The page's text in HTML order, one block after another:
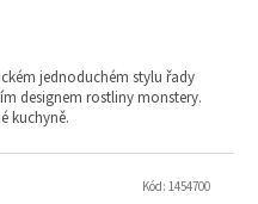
jednoduchém stylu řady
designem rostliny monstery.
kuchyně.
Kód: 1454700